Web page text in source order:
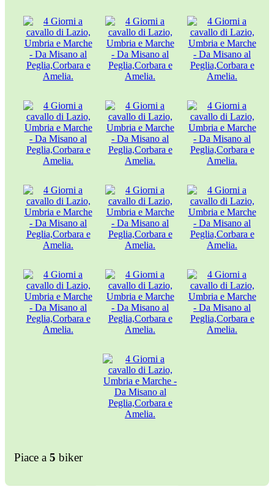
Piace a 5 biker